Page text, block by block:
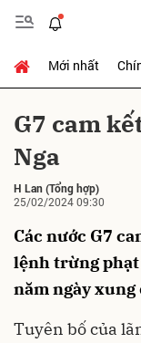
Mới nhất
G7 cam
Nga
H Lan(Tổng hợp)
25/02/2024 09:30
Các nước G7
lệnh trừng phạt
năm ngày
Tuyên bố của
Gửi bình luận